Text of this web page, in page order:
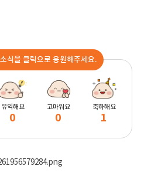
식을 클릭으로 응원해주세요.
유익해요
0
고마워요
0
축하해요
1